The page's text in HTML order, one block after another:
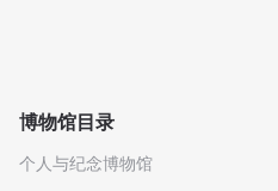
博物馆目录
个人与纪念博物馆